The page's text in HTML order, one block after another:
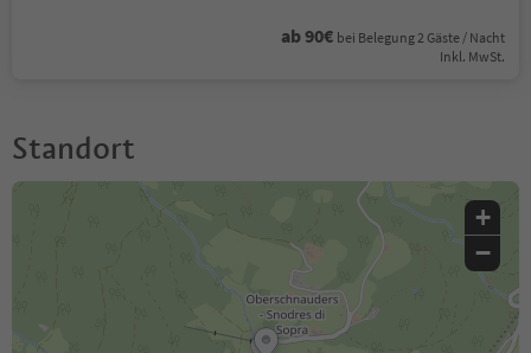
ab 90€ bei Belegung 2 Gäste / Nacht
Inkl. MwSt.
Standort
+
−